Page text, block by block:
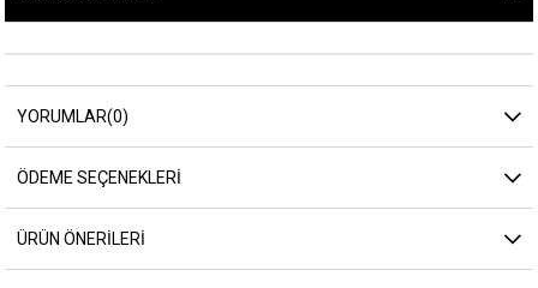
YORUMLAR(0)
ÖDEME SEÇENEKLERI
ÜRÜN ÖNERILERI